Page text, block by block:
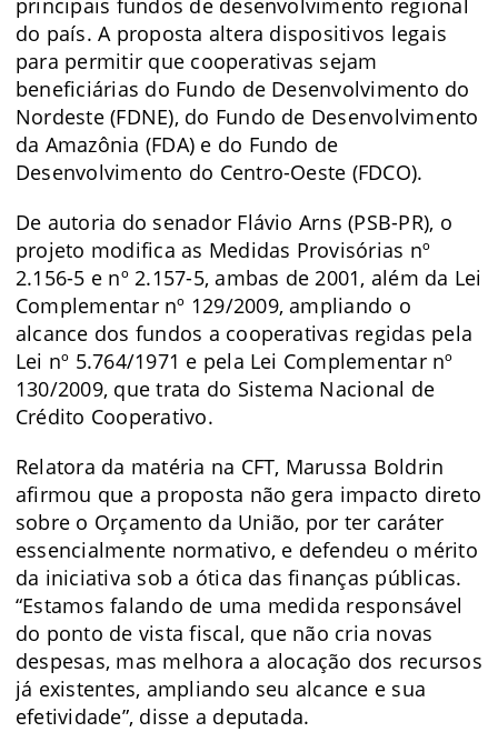
principais fundos de desenvolvimento regional
do país. A proposta altera dispositivos legais
para permitir que cooperativas sejam
beneficiárias do Fundo de Desenvolvimento do
Nordeste (FDNE), do Fundo de Desenvolvimento
da Amazônia (FDA) e do Fundo de
Desenvolvimento do Centro-Oeste (FDCO).
De autoria do senador Flávio Arns (PSB-PR), o
projeto modifica as Medidas Provisórias nº
2.156-5 e nº 2.157-5, ambas de 2001, além da Lei
Complementar nº 129/2009, ampliando o
alcance dos fundos a cooperativas regidas pela
Lei nº 5.764/1971 e pela Lei Complementar nº
130/2009, que trata do Sistema Nacional de
Crédito Cooperativo.
Relatora da matéria na CFT, Marussa Boldrin
afirmou que a proposta não gera impacto direto
sobre o Orçamento da União, por ter caráter
essencialmente normativo, e defendeu o mérito
da iniciativa sob a ótica das finanças públicas.
“Estamos falando de uma medida responsável
do ponto de vista fiscal, que não cria novas
despesas, mas melhora a alocação dos recursos
já existentes, ampliando seu alcance e sua
efetividade”, disse a deputada.